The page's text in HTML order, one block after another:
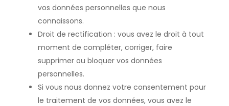
vos données personnelles que nous
connaissons.
Droit de rectification : vous avez le droit à tout
moment de compléter, corriger, faire
supprimer ou bloquer vos données
personnelles.
Si vous nous donnez votre consentement pour
le traitement de vos données, vous avez le